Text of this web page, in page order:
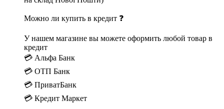
Можно ли купить в кредит ❓
У нашем магазине вы можете оформить любой товар в
кредит
💳 Альфа Банк
💳 ОТП Банк
💳 ПриватБанк
💳 Кредит Маркет